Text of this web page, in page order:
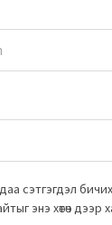
сэтгэгдэл
энэ хөтөч дээр